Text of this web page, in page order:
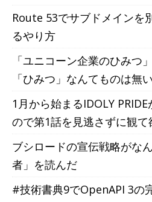
Route 53でサブドメインを
るやり方
「ユニコーン企業のひみつ
「ひみつ」なんてものは無
1月から始まるIDOLY
ので第1話を見逃さずに観て
ブシロードの宣伝戦略がな
者」を読んだ
#技術書典9でOpenAPI 3の